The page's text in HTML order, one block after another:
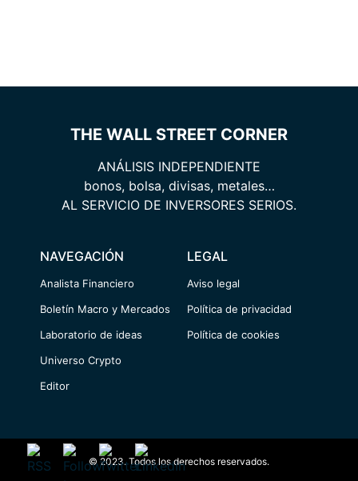
THE WALL STREET CORNER
ANÁLISIS INDEPENDIENTE
bonos, bolsa, divisas, metales…
AL SERVICIO DE INVERSORES SERIOS.
NAVEGACIÓN
Analista Financiero
Boletín Macro y Mercados
Laboratorio de ideas
Universo Crypto
Editor
LEGAL
Aviso legal
Política de privacidad
Política de cookies
© 2023. Todos los derechos reservados.